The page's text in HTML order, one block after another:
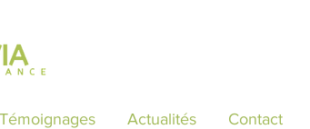
Témoignages Actualités Contact